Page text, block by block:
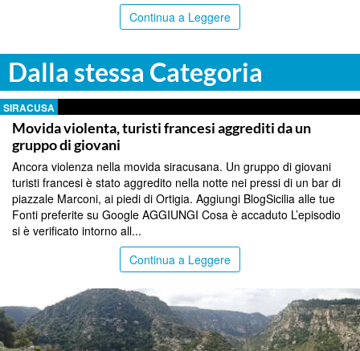
Continua a Leggere
Dalla stessa Categoria
SIRACUSA
Movida violenta, turisti francesi aggrediti da un
gruppo di giovani
Ancora violenza nella movida siracusana. Un gruppo di giovani
turisti francesi è stato aggredito nella notte nei pressi di un bar di
piazzale Marconi, ai piedi di Ortigia. Aggiungi BlogSicilia alle tue
Fonti preferite su Google AGGIUNGI Cosa è accaduto L’episodio
si è verificato intorno all...
Continua a Leggere